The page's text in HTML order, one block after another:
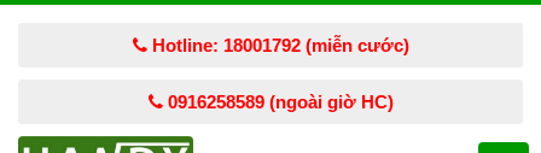
Hotline: 18001792 (miễn cước)
0916258589 (ngoài giờ HC)